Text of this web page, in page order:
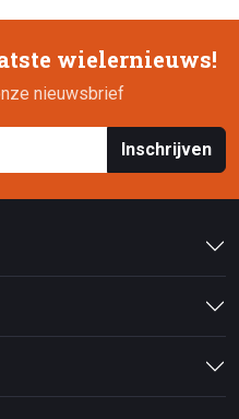
wielernieuws!
nieuwsbrief
Inschrijven